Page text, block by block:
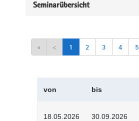
Seminarübersicht
« < 1 2 3 4 5
von bis
18.05.2026 30.09.2026